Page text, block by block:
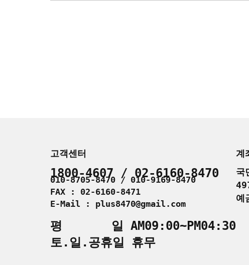
고객센터
1800-4607 / 02-6160-8470
010-8705-8470 / 010-9169-8470
FAX : 02-6160-8471
E-Mail : plus8470@gmail.com
평 일 AM09:00~PM04:30
토.일.공휴일 휴무
계
국
예